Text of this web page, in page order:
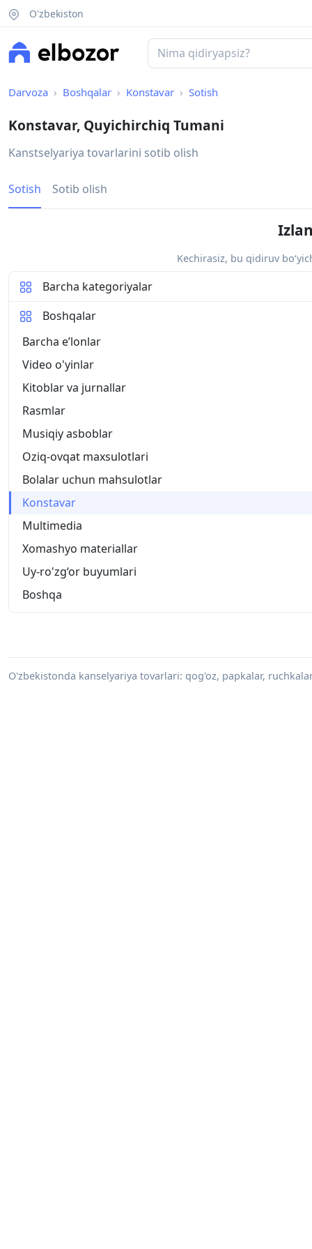
O'zbekiston
Darvoza Boshqalar Konstavar Sotish
Konstavar, Quyichirchiq Tumani
Kanstselyariya tovarlarini sotib olish
Sotish Sotib olish
Kechirasiz, bu qidiruv
Barcha kategoriyalar
Boshqalar
Barcha eʼlonlar
Video o'yinlar
Kitoblar va jurnallar
Rasmlar
Musiqiy asboblar
Oziq-ovqat maxsulotlari
Bolalar uchun mahsulotlar
Konstavar
Multimedia
Xomashyo materiallar
Uy-ro'zg‘or buyumlari
Boshqa
O'zbekistonda kanselyariya tovarlari: qog'oz, papkalar,